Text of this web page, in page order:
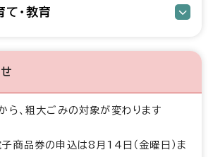
て・教育
、粗大ごみの対象が変わります
子商品券の申込は8月14日（金曜日）ま